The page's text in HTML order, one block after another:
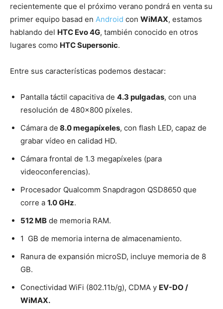
recientemente que el próximo verano pondrá en venta su
primer equipo basad en Android con WiMAX, estamos
hablando del HTC Evo 4G, también conocido en otros
lugares como HTC Supersonic.
Entre sus características podemos destacar:
Pantalla táctil capacitiva de 4.3 pulgadas, con una
resolución de 480×800 píxeles.
Cámara de 8.0 megapíxeles, con flash LED, capaz de
grabar vídeo en calidad HD.
Cámara frontal de 1.3 megapíxeles (para
videoconferencias).
Procesador Qualcomm Snapdragon QSD8650 que
corre a 1.0 GHz.
512 MB de memoria RAM.
1 GB de memoria interna de almacenamiento.
Ranura de expansión microSD, incluye memoria de 8
GB.
Conectividad WiFi (802.11b/g), CDMA y EV-DO /
WiMAX.